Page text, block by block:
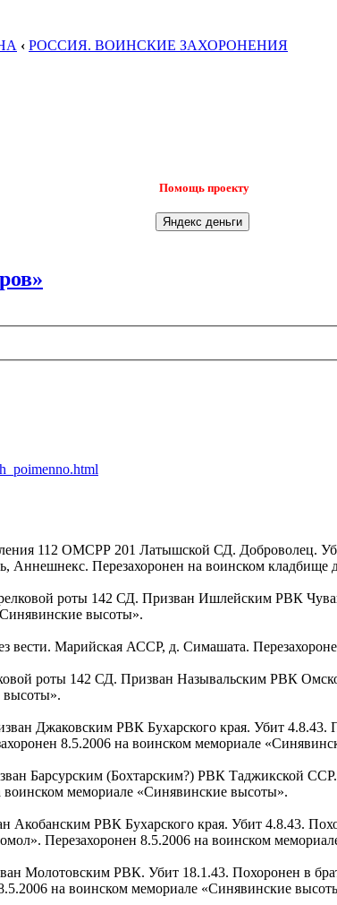
‹ РОССИЯ. ВОИНСКИЕ ЗАХОРОНЕНИЯ
Помощь проекту
112 ОМСРР 201 Латышской СД. Доброволец.
Аннешнекс. Перезахоронен на воинском
роты 142 СД. Призван Ишлейским РВК
высоты».
вести. Марийская АССР, д. Симашата.
роты 142 СД. Призван Называльским РВК
высоты».
Джаковским РВК Бухарского края. Убит
8.5.2006 на воинском мемориале
Барсурским (Бохтарским?) РВК Таджикской
воинском мемориале «Синявинские высоты».
Акобанским РВК Бухарского края. Убит 4.8.43.
Перезахоронен 8.5.2006 на воинском
Молотовским РВК. Убит 18.1.43. Похоронен в
на воинском мемориале «Синявинские